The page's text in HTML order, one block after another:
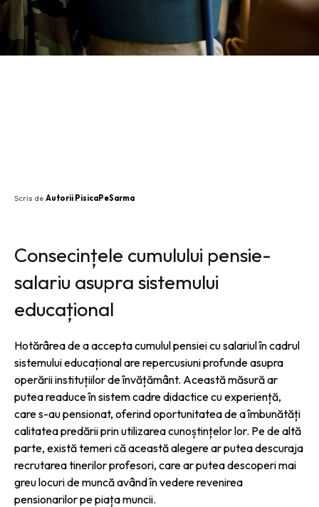
Scris de Autorii PisicaPeSarma
Consecințele cumulului pensie-
salariu asupra sistemului
educațional
Hotărârea de a accepta cumulul pensiei cu salariul în cadrul
sistemului educațional are repercusiuni profunde asupra
operării instituțiilor de învățământ. Această măsură ar
putea readuce în sistem cadre didactice cu experiență,
care s-au pensionat, oferind oportunitatea de a îmbunătăți
calitatea predării prin utilizarea cunoștințelor lor. Pe de altă
parte, există temeri că această alegere ar putea descuraja
recrutarea tinerilor profesori, care ar putea descoperi mai
greu locuri de muncă având în vedere revenirea
pensionarilor pe piața muncii.